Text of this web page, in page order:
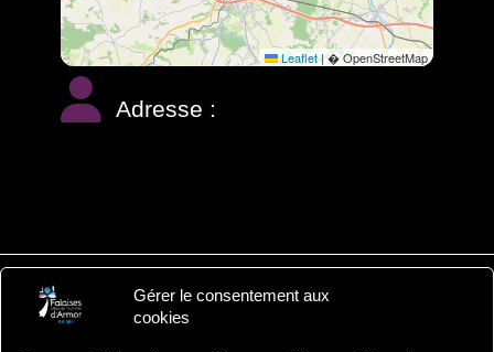
Gérer le consentement aux
cookies
Leaflet | � OpenStreetMap
Adresse :
Falaises d'Armor